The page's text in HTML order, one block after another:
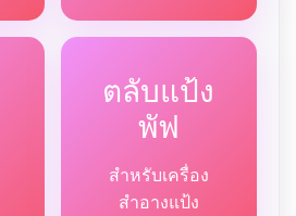
ตลับแป้ง
พัฟ
สำหรับเครื่อง
สำอางแป้ง